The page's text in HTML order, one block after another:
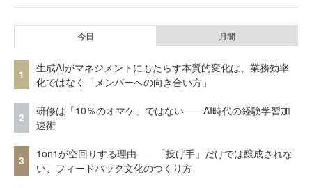
今日 月間
1
生成AIがマネジメントにもたらす本質的変化は、業務効率
化ではなく「メンバーへの向き合い方」
2
研修は「10％のオマケ」ではない——AI時代の経験学習加
速術
3
1on1が空回りする理由——「投げ手」だけでは醸成されな
い、フィードバック文化のつくり方